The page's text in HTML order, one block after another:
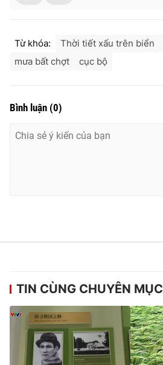
Email: toasoan@vtv.vn
thông tin từ website này.
Từ khóa: Thời tiết xấu trên biển
mưa bất chợt
cục bộ
Bình luận (0)
TIN CÙNG CHUYÊN MỤC